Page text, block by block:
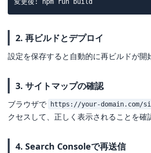
2. 再ビルドとデプロイ
設定を保存すると自動的に再ビルドが開
3. サイトマップの確認
ブラウザで https://your-domain.com/
クセスして、正しく表示されることを確
4. Search Consoleで再送信